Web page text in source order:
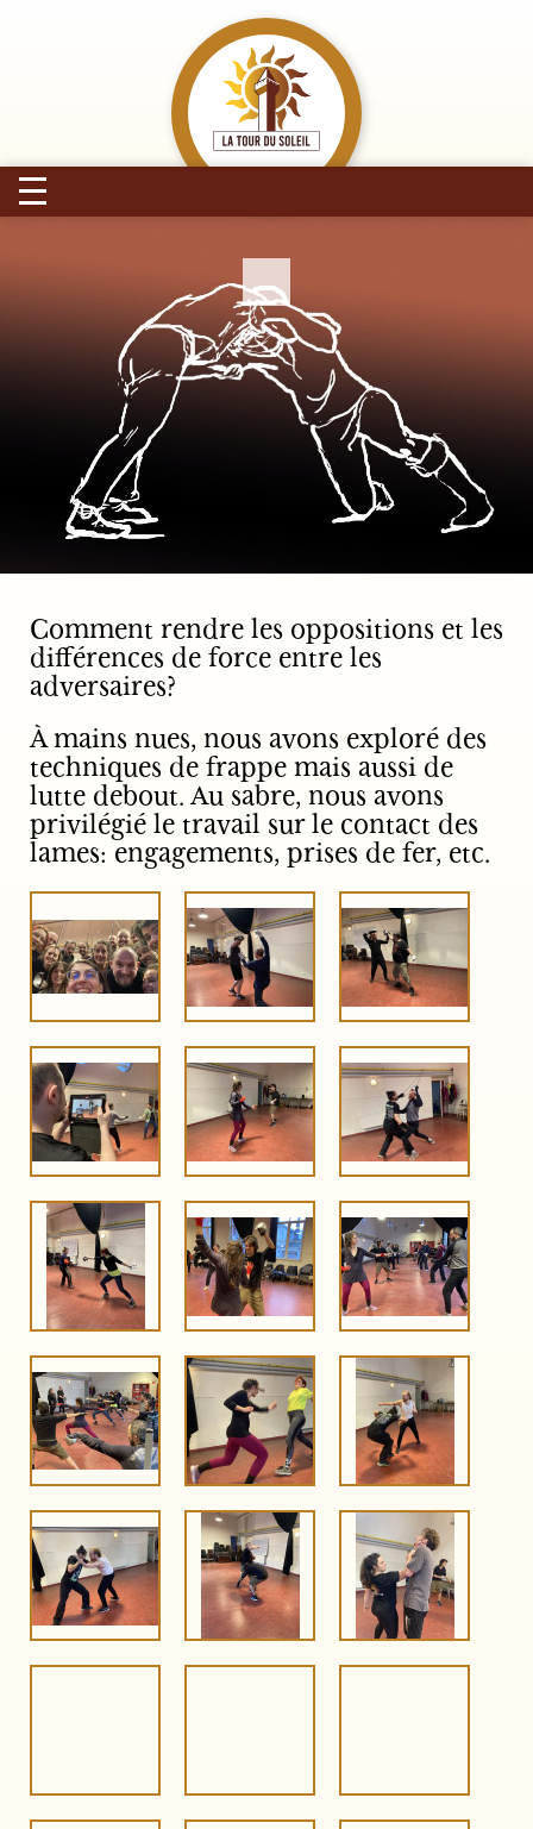
La Tour du Soleil
Comment rendre les oppositions et les
différences de force entre les
adversaires?
À mains nues, nous avons exploré des
techniques de frappe mais aussi de
lutte debout. Au sabre, nous avons
privilégié le travail sur le contact des
lames: engagements, prises de fer, etc.
IMG 2290 IMG 2280
IMG 2271 IMG 2267 IMG 2266
IMG 2259 IMG 2256 IMG 2240
IMG 2238 IMG 2222 IMG 2179
IMG 2176 IMG 2170 IMG 2146